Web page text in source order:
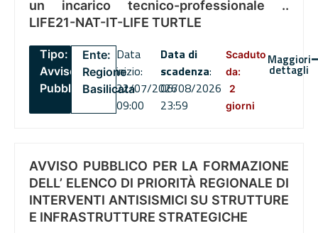
un incarico tecnico-professionale ..
LIFE21-NAT-IT-LIFE TURTLE
Tipo:
Avviso
Pubblico
Ente:
Regione
Basilicata
Data
inizio:
22/07/2026
09:00
Data di
scadenza:
06/08/2026
23:59
Scaduto
da:
2
giorni
Maggiori
dettagli
AVVISO PUBBLICO PER LA FORMAZIONE
DELL’ ELENCO DI PRIORITÀ REGIONALE DI
INTERVENTI ANTISISMICI SU STRUTTURE
E INFRASTRUTTURE STRATEGICHE